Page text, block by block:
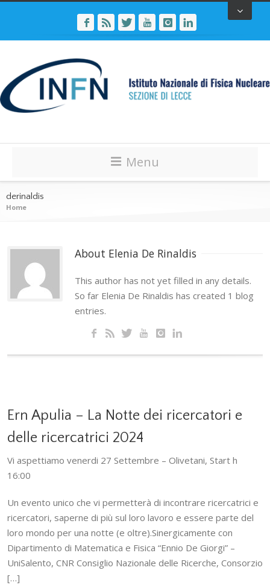
Menu
derinaldis
Home
About Elenia De Rinaldis
This author has not yet filled in any details.
So far Elenia De Rinaldis has created 1 blog
entries.
Ern Apulia – La Notte dei ricercatori e
delle ricercatrici 2024
Vi aspettiamo venerdi 27 Settembre – Olivetani, Start h
16:00
Un evento unico che vi permetterà di incontrare ricercatrici e
ricercatori, saperne di più sul loro lavoro e essere parte del
loro mondo per una notte (e oltre).Sinergicamente con
Dipartimento di Matematica e Fisica “Ennio De Giorgi” –
UniSalento, CNR Consiglio Nazionale delle Ricerche, Consorzio
[…]